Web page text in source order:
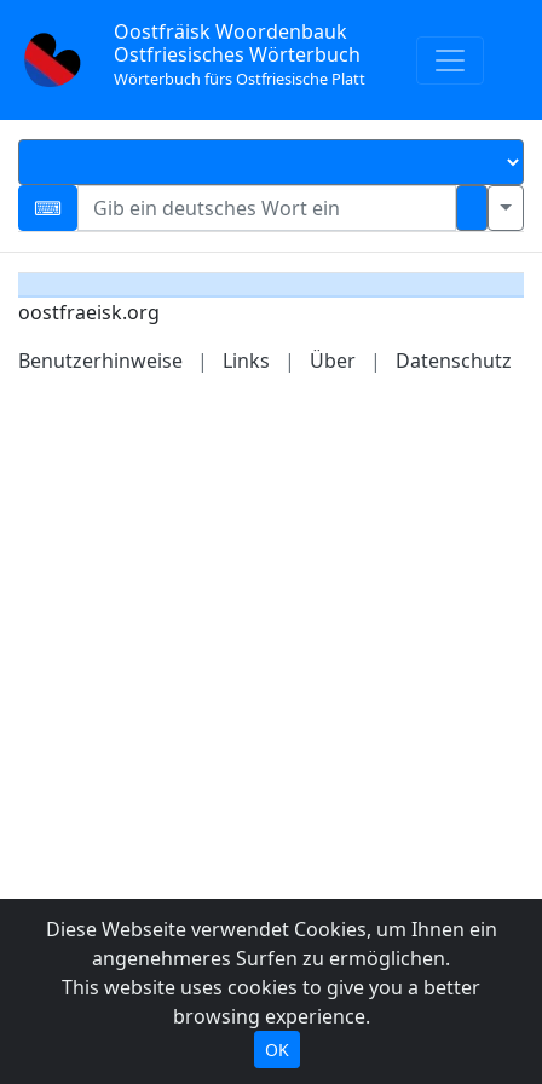
Oostfräisk Woordenbauk
Ostfriesisches Wörterbuch
Wörterbuch fürs Ostfriesische Platt
oostfraeisk.org
Benutzerhinweise
| Links | Über | Datenschutz
Diese Webseite verwendet Cookies, um Ihnen ein
angenehmeres Surfen zu ermöglichen.
This website uses cookies to give you a better
browsing experience.
OK